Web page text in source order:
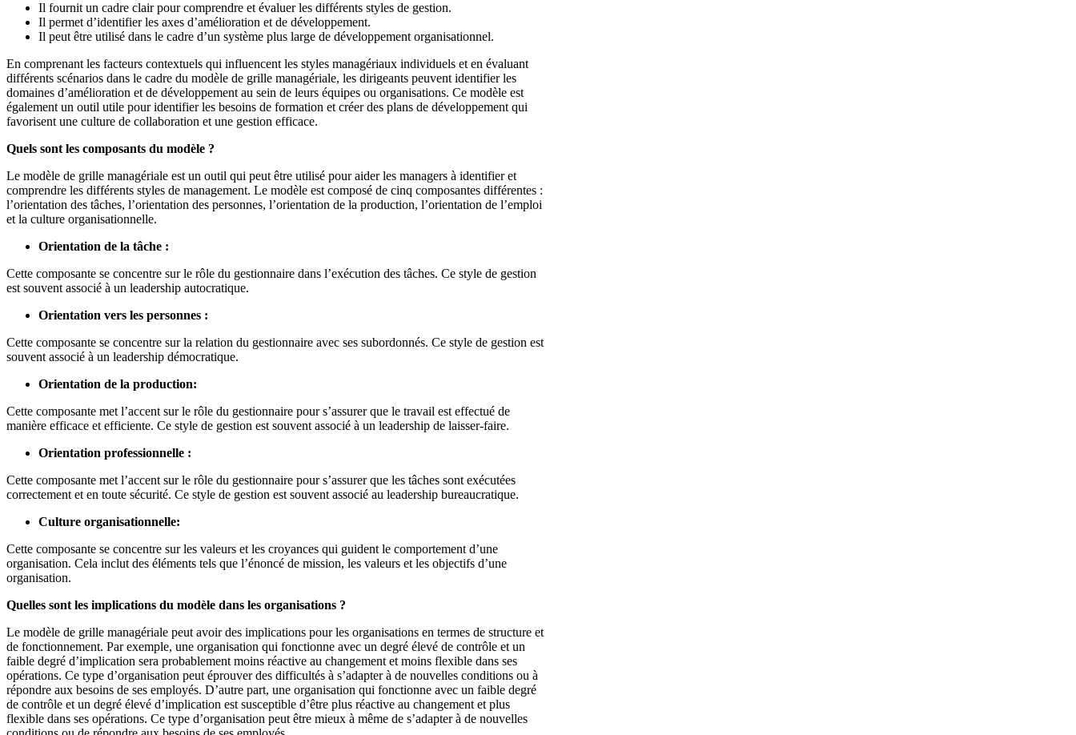
Il fournit un cadre clair pour comprendre et évaluer les différents styles de gestion.
Il permet d’identifier les axes d’amélioration et de développement.
Il peut être utilisé dans le cadre d’un système plus large de développement organisationnel.
En comprenant les facteurs contextuels qui influencent les styles managériaux individuels et en évaluant
différents scénarios dans le cadre du modèle de grille managériale, les dirigeants peuvent identifier les
domaines d’amélioration et de développement au sein de leurs équipes ou organisations. Ce modèle est
également un outil utile pour identifier les besoins de formation et créer des plans de développement qui
favorisent une culture de collaboration et une gestion efficace.
Quels sont les composants du modèle ?
Le modèle de grille managériale est un outil qui peut être utilisé pour aider les managers à identifier et
comprendre les différents styles de management. Le modèle est composé de cinq composantes différentes :
l’orientation des tâches, l’orientation des personnes, l’orientation de la production, l’orientation de l’emploi
et la culture organisationnelle.
Orientation de la tâche :
Cette composante se concentre sur le rôle du gestionnaire dans l’exécution des tâches. Ce style de gestion
est souvent associé à un leadership autocratique.
Orientation vers les personnes :
Cette composante se concentre sur la relation du gestionnaire avec ses subordonnés. Ce style de gestion est
souvent associé à un leadership démocratique.
Orientation de la production:
Cette composante met l’accent sur le rôle du gestionnaire pour s’assurer que le travail est effectué de
manière efficace et efficiente. Ce style de gestion est souvent associé à un leadership de laisser-faire.
Orientation professionnelle :
Cette composante met l’accent sur le rôle du gestionnaire pour s’assurer que les tâches sont exécutées
correctement et en toute sécurité. Ce style de gestion est souvent associé au leadership bureaucratique.
Culture organisationnelle:
Cette composante se concentre sur les valeurs et les croyances qui guident le comportement d’une
organisation. Cela inclut des éléments tels que l’énoncé de mission, les valeurs et les objectifs d’une
organisation.
Quelles sont les implications du modèle dans les organisations ?
Le modèle de grille managériale peut avoir des implications pour les organisations en termes de structure et
de fonctionnement. Par exemple, une organisation qui fonctionne avec un degré élevé de contrôle et un
faible degré d’implication sera probablement moins réactive au changement et moins flexible dans ses
opérations. Ce type d’organisation peut éprouver des difficultés à s’adapter à de nouvelles conditions ou à
répondre aux besoins de ses employés. D’autre part, une organisation qui fonctionne avec un faible degré
de contrôle et un degré élevé d’implication est susceptible d’être plus réactive au changement et plus
flexible dans ses opérations. Ce type d’organisation peut être mieux à même de s’adapter à de nouvelles